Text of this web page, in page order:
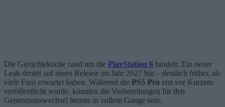
Die Gerüchteküche rund um die PlayStation 6 brodelt: Ein neuer
Leak deutet auf einen Release im Jahr 2027 hin – deutlich früher, als
viele Fans erwartet haben. Während die PS5 Pro erst vor Kurzem
veröffentlicht wurde, könnten die Vorbereitungen für den
Generationswechsel bereits in vollem Gange sein.